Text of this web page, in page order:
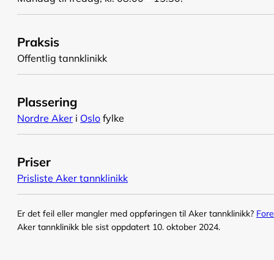
Praksis
Offentlig tannklinikk
Plassering
Nordre Aker i Oslo fylke
Priser
Prisliste Aker tannklinikk
Er det feil eller mangler med oppføringen til Aker tannklinikk?
Aker tannklinikk ble sist oppdatert 10. oktober 2024.